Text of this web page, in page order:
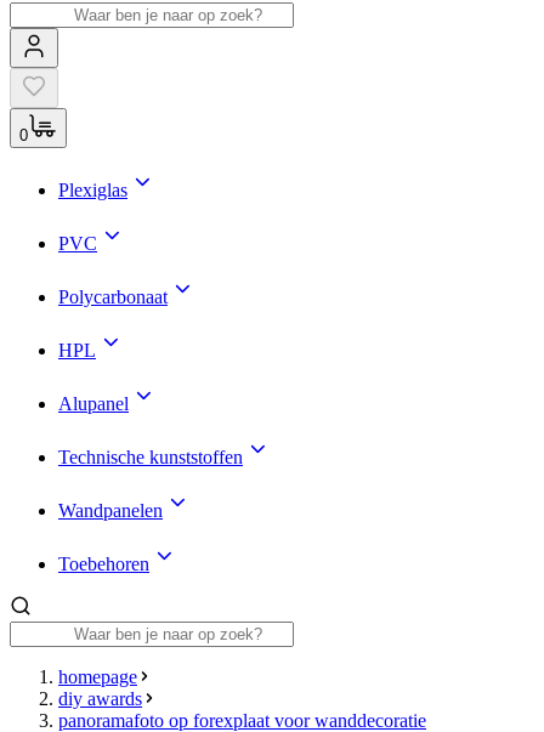
0
Plexiglas
PVC
Polycarbonaat
HPL
Alupanel
Technische kunststoffen
Wandpanelen
Toebehoren
homepage
diy awards
panoramafoto op forexplaat voor wanddecoratie